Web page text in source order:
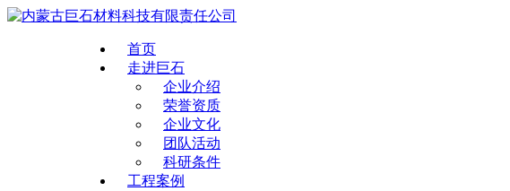
首页
走进巨石
企业介绍
荣誉资质
企业文化
团队活动
科研条件
工程案例